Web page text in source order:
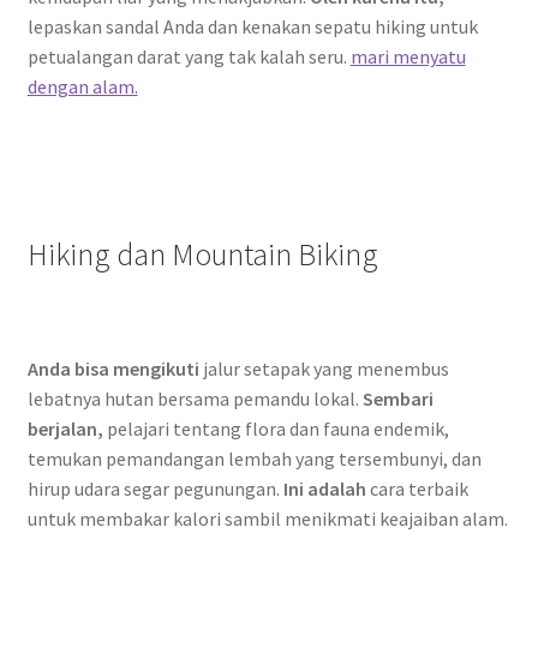
lepaskan sandal Anda dan kenakan sepatu hiking untuk
petualangan darat yang tak kalah seru. mari menyatu
dengan alam.
Hiking dan Mountain Biking
Anda bisa mengikuti jalur setapak yang menembus
lebatnya hutan bersama pemandu lokal. Sembari
berjalan, pelajari tentang flora dan fauna endemik,
temukan pemandangan lembah yang tersembunyi, dan
hirup udara segar pegunungan. Ini adalah cara terbaik
untuk membakar kalori sambil menikmati keajaiban alam.